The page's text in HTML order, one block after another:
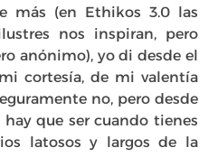
más (en Ethikos 3.0 las
nos inspiran, pero
anónimo), yo di desde el
cortesía, de mi valentía
no, pero desde
que ser cuando tienes
latosos y largos de la